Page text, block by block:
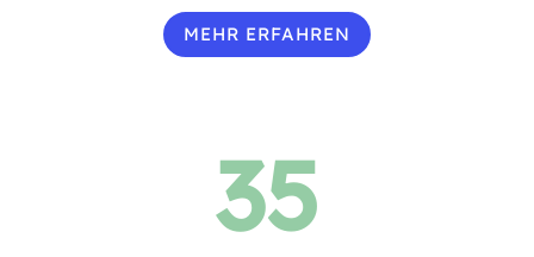
MEHR ERFAHREN
35